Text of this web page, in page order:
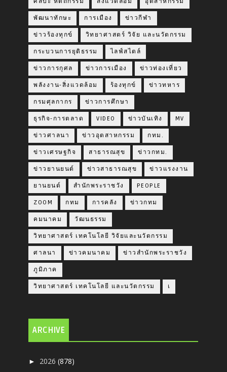
พัฒนาทักษะ การเมือง ข่าวกีฬา
ข่าวร้องทุกข์ วิทยาศาสตร์ วิจัย และนวัตกรรม
กระบวนการยุติธรรม ไลฟ์สไตล์
ข่าวการกุศล ข่าวการเมือง ข่าวท่องเที่ยว
พลังงาน-สิ่งแวดล้อม ร้องทุกข์ ข่าวทหาร
กรมศุลกากร ข่าวการศึกษา
ธุรกิจ-การตลาด VIDEO ข่าวบันเทิง MV
ข่าวศาลนา ข่าวอุตสาหกรรม กทม.
ข่าวเศรษฐกิจ สาธารณสุข ข่าวกทม.
ข่าวยานยนต์ ข่าวสาธารณสุข ข่าวแรงงาน
ยานยนต์ สำนักพระราชวัง PEOPLE
ZOOM กทม การคลัง ข่าวกทม
คมนาคม วัฒนธรรม
วิทยาศาสตร์ เทคโนโลยี วิจัยและนวัตกรรม
ศาลนา ข่าวคมนาคม ข่าวสำนักพระราชวัง
ภูมิภาค
วิทยาศาสตร์ เทคโนโลยี และนวัตกรรม เ
ARCHIVE
► 2026(878)